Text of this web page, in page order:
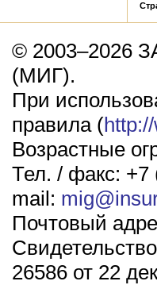
© 2003–2026
(МИГ).
При
правила (
Возрастные
Тел. / факс: +7
mail:
Почтовый
26586 от 22